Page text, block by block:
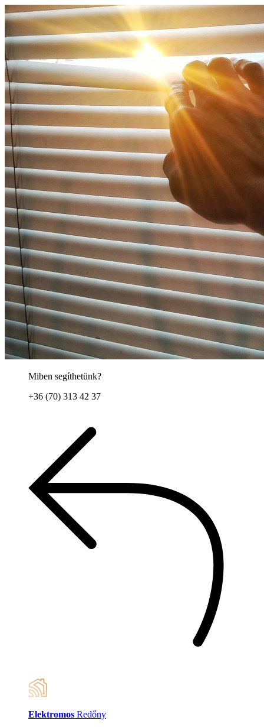
Miben segíthetünk?
+36 (70) 313 42 37
Elektromos Redőny